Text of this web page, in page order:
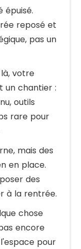
épuisé.
reposé et
pas un
votre
un chantier :
outils
rare pour
mais des
en place.
des
à la rentrée.
chose
encore
pour